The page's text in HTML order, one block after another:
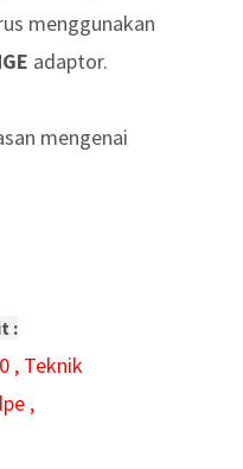
menggunakan
adaptor.
mengenai
:
, Teknik
,